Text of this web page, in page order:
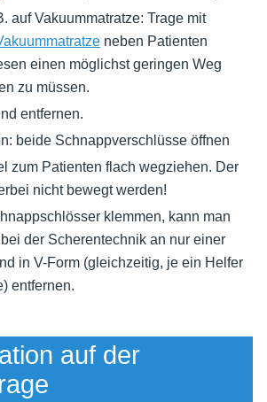
auf Vakuummatratze: Trage mit
neben Patienten
einen möglichst geringen Weg
zu müssen.
entfernen.
beide Schnappverschlüsse öffnen
zum Patienten flach wegziehen. Der
nicht bewegt werden!
klemmen, kann man
der Scherentechnik an nur einer
in V-Form (gleichzeitig, je ein Helfer
entfernen.
auf der